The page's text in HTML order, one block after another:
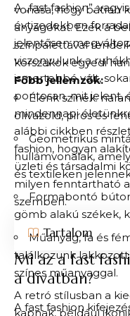
vonása, hogy bátran
anyagokat. Ezek a
színpalettával
korszakok egyedi
Főbb jellemzők:
Élénk színek:
olívazöld, piros és
Geometrikus
hullámvonalak,
és textileken
Formabontó
gömb alakú székek,
Műanyag, fa és
találkozunk
színes műanyaggal.
A retró stílusban a
kapnak, például
A „fast fashion”,
évtizedekben
jelentősen
viszonyulunk a
ismertebbé vált,
pontosan, mit jelent,
mindennapi
alábbi cikkben
fashion, hogyan
üzleti és társadalmi
milyen fenntartható
szemben.
Tartalom
Mi az a fast
a divatban?
A fast fashion